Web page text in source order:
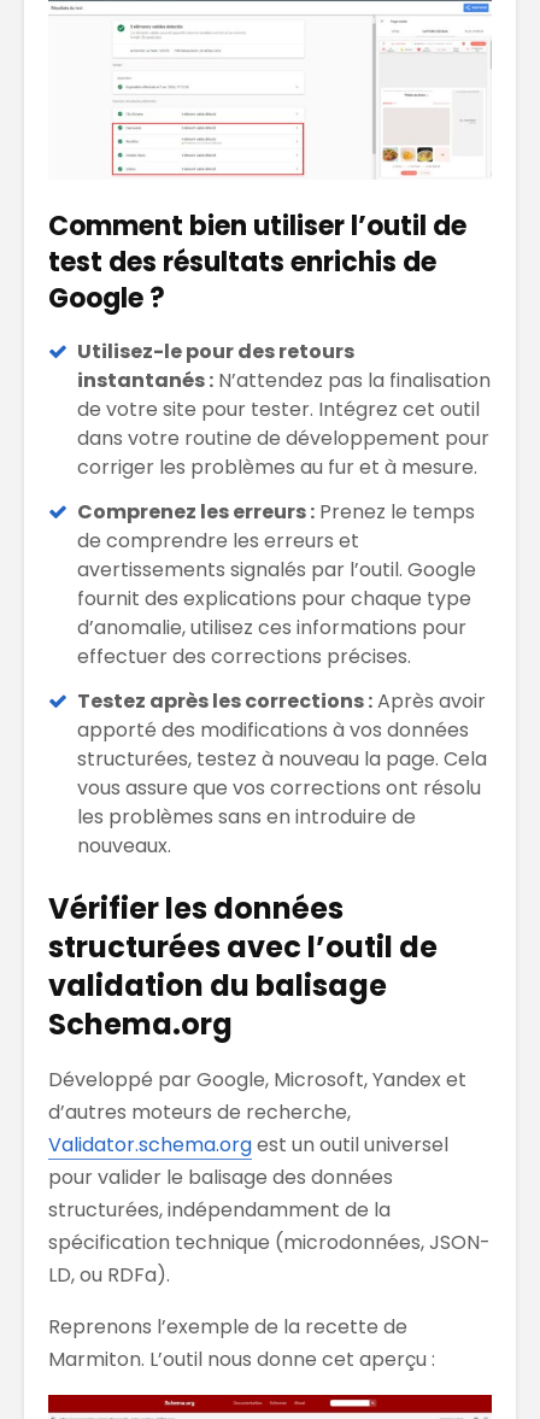
Comment bien utiliser l’outil de
test des résultats enrichis de
Google ?
Utilisez-le pour des retours
instantanés : N’attendez pas la finalisation
de votre site pour tester. Intégrez cet outil
dans votre routine de développement pour
corriger les problèmes au fur et à mesure.
Comprenez les erreurs : Prenez le temps
de comprendre les erreurs et
avertissements signalés par l’outil. Google
fournit des explications pour chaque type
d’anomalie, utilisez ces informations pour
effectuer des corrections précises.
Testez après les corrections :Après avoir
apporté des modifications à vos données
structurées, testez à nouveau la page. Cela
vous assure que vos corrections ont résolu
les problèmes sans en introduire de
nouveaux.
Vérifier les données
structurées avec l’outil de
validation du balisage
Schema.org
Développé par Google, Microsoft, Yandex et
d’autres moteurs de recherche,
Validator.schema.orgest un outil universel
pour valider le balisage des données
structurées, indépendamment de la
spécification technique (microdonnées, JSON-
LD, ou RDFa).
Reprenons l’exemple de la recette de
Marmiton. L’outil nous donne cet aperçu :